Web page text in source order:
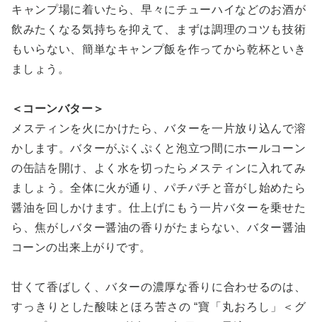
キャンプ場に着いたら、早々にチューハイなどのお酒が
飲みたくなる気持ちを抑えて、まずは調理のコツも技術
もいらない、簡単なキャンプ飯を作ってから乾杯といき
ましょう。
＜コーンバター＞
メスティンを火にかけたら、バターを一片放り込んで溶
かします。バターがぷくぷくと泡立つ間にホールコーン
の缶詰を開け、よく水を切ったらメスティンに入れてみ
ましょう。全体に火が通り、パチパチと音がし始めたら
醤油を回しかけます。仕上げにもう一片バターを乗せた
ら、焦がしバター醤油の香りがたまらない、バター醤油
コーンの出来上がりです。
甘くて香ばしく、バターの濃厚な香りに合わせるのは、
すっきりとした酸味とほろ苦さの “寶「丸おろし」＜グ